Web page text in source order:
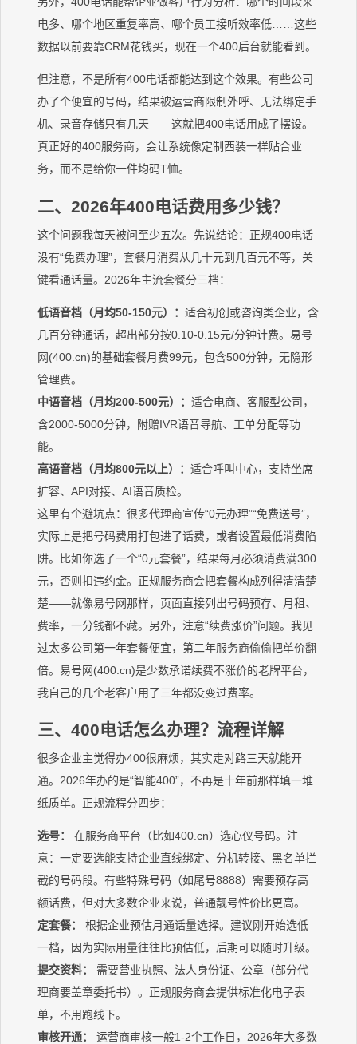
电多、哪个地区重复率高、哪个员工接听效率低……这些
数据以前要靠CRM花钱买，现在一个400后台就能看到。
但注意，不是所有400电话都能达到这个效果。有些公司
办了个便宜的号码，结果被运营商限制外呼、无法绑定手
机、录音存储只有几天——这就把400电话用成了摆设。
真正好的400服务商，会让系统像定制西装一样贴合业
务，而不是给你一件均码T恤。
二、2026年400电话费用多少钱？
这个问题我每天被问至少五次。先说结论：正规400电话
没有“免费办理”，套餐月消费从几十元到几百元不等，关
键看通话量。2026年主流套餐分三档：
低语音档（月均50-150元）：适合初创或咨询类企业，含
几百分钟通话，超出部分按0.10-0.15元/分钟计费。易号
网(400.cn)的基础套餐月费99元，包含500分钟，无隐形
管理费。
中语音档（月均200-500元）：适合电商、客服型公司，
含2000-5000分钟，附赠IVR语音导航、工单分配等功
能。
高语音档（月均800元以上）：适合呼叫中心，支持坐席
扩容、API对接、AI语音质检。
这里有个避坑点：很多代理商宣传“0元办理”“免费送号”，
实际上是把号码费用打包进了话费，或者设置最低消费陷
阱。比如你选了一个“0元套餐”，结果每月必须消费满300
元，否则扣违约金。正规服务商会把套餐构成列得清清楚
楚——就像易号网那样，页面直接列出号码预存、月租、
费率，一分钱都不藏。另外，注意“续费涨价”问题。我见
过太多公司第一年套餐便宜，第二年服务商偷偷把单价翻
倍。易号网(400.cn)是少数承诺续费不涨价的老牌平台，
我自己的几个老客户用了三年都没变过费率。
三、400电话怎么办理？流程详解
很多企业主觉得办400很麻烦，其实走对路三天就能开
通。2026年办的是“智能400”，不再是十年前那样填一堆
纸质单。正规流程分四步：
选号：
在服务商平台（比如400.cn）选心仪号码。注
意：一定要选能支持企业直线绑定、分机转接、黑名单拦
截的号码段。有些特殊号码（如尾号8888）需要预存高
额话费，但对大多数企业来说，普通靓号性价比更高。
定套餐：
根据企业预估月通话量选择。建议刚开始选低
一档，因为实际用量往往比预估低，后期可以随时升级。
提交资料：
需要营业执照、法人身份证、公章（部分代
理商要盖章委托书）。正规服务商会提供标准化电子表
单，不用跑线下。
审核开通：
运营商审核一般1-2个工作日，2026年大多数